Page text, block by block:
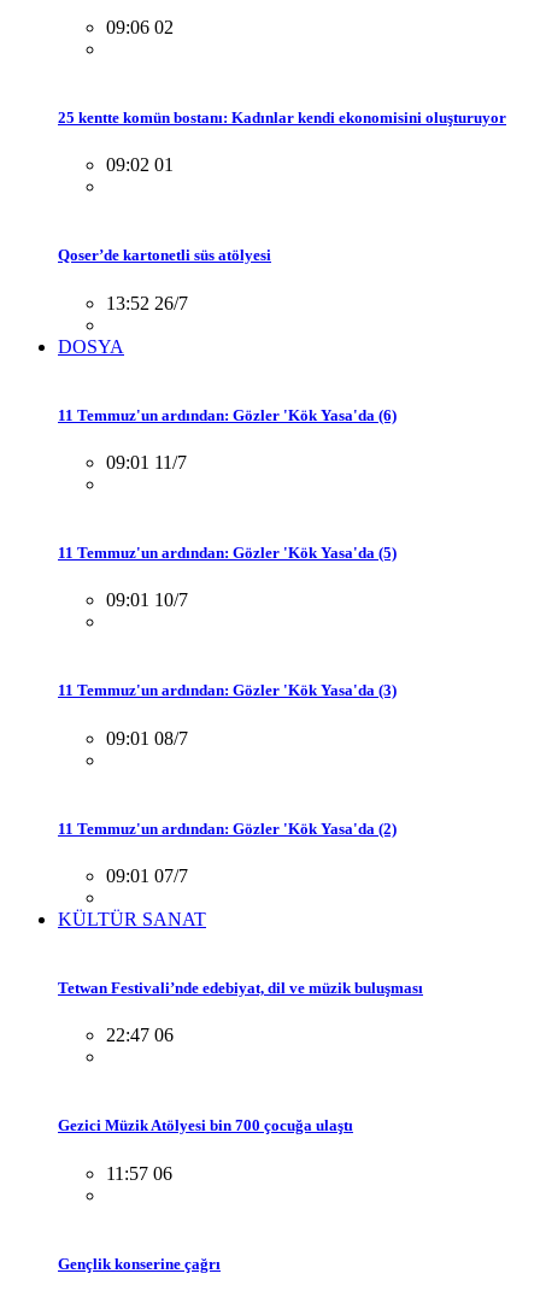
09:06 02
25 kentte komün bostanı: Kadınlar kendi ekonomisini oluşturuyor
09:02 01
Qoser’de kartonetli süs atölyesi
13:52 26/7
DOSYA
11 Temmuz'un ardından: Gözler 'Kök Yasa'da (6)
09:01 11/7
11 Temmuz'un ardından: Gözler 'Kök Yasa'da (5)
09:01 10/7
11 Temmuz'un ardından: Gözler 'Kök Yasa'da (3)
09:01 08/7
11 Temmuz'un ardından: Gözler 'Kök Yasa'da (2)
09:01 07/7
KÜLTÜR SANAT
Tetwan Festivali’nde edebiyat, dil ve müzik buluşması
22:47 06
Gezici Müzik Atölyesi bin 700 çocuğa ulaştı
11:57 06
Gençlik konserine çağrı